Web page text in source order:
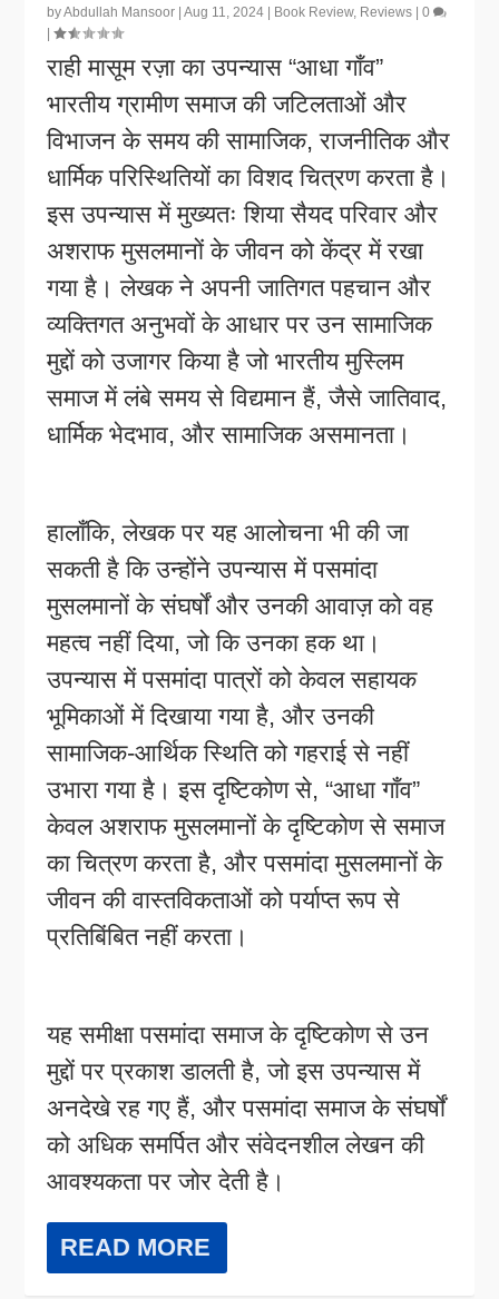
byAbdullah Mansoor |Aug 11, 2024 Book Review, Reviews |0
|
राही मासूम रज़ा का उपन्यास “आधा गाँव”
भारतीय ग्रामीण समाज की जटिलताओं और
विभाजन के समय की सामाजिक, राजनीतिक और
धार्मिक परिस्थितियों का विशद चित्रण करता है।
इस उपन्यास में मुख्यतः शिया सैयद परिवार और
अशराफ मुसलमानों के जीवन को केंद्र में रखा
गया है। लेखक ने अपनी जातिगत पहचान और
व्यक्तिगत अनुभवों के आधार पर उन सामाजिक
मुद्दों को उजागर किया है जो भारतीय मुस्लिम
समाज में लंबे समय से विद्यमान हैं, जैसे जातिवाद,
धार्मिक भेदभाव, और सामाजिक असमानता।
हालाँकि, लेखक पर यह आलोचना भी की जा
सकती है कि उन्होंने उपन्यास में पसमांदा
मुसलमानों के संघर्षों और उनकी आवाज़ को वह
महत्व नहीं दिया, जो कि उनका हक था।
उपन्यास में पसमांदा पात्रों को केवल सहायक
भूमिकाओं में दिखाया गया है, और उनकी
सामाजिक-आर्थिक स्थिति को गहराई से नहीं
उभारा गया है। इस दृष्टिकोण से, “आधा गाँव”
केवल अशराफ मुसलमानों के दृष्टिकोण से समाज
का चित्रण करता है, और पसमांदा मुसलमानों के
जीवन की वास्तविकताओं को पर्याप्त रूप से
प्रतिबिंबित नहीं करता।
यह समीक्षा पसमांदा समाज के दृष्टिकोण से उन
मुद्दों पर प्रकाश डालती है, जो इस उपन्यास में
अनदेखे रह गए हैं, और पसमांदा समाज के संघर्षों
को अधिक समर्पित और संवेदनशील लेखन की
आवश्यकता पर जोर देती है।
READ MORE